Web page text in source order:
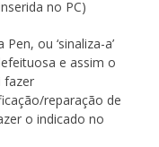
no PC)
ou ‘sinaliza-a’
e assim o
fazer
reparação de
o indicado no